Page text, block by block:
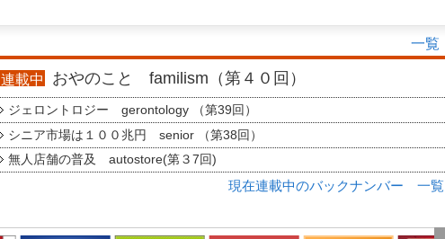
一覧
連載中 おやのこと familism（第４０回）
ジェロントロジー gerontology （第39回）
シニア市場は１００兆円 senior （第38回）
無人店舗の普及 autostore(第３7回)
現在連載中のバックナンバー 一覧